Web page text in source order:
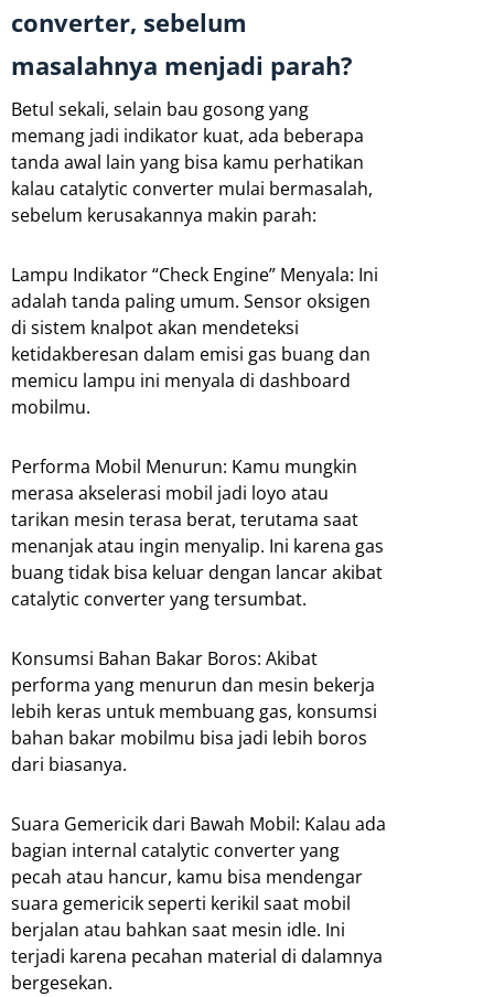
converter, sebelum
masalahnya menjadi parah?
Betul sekali, selain bau gosong yang
memang jadi indikator kuat, ada beberapa
tanda awal lain yang bisa kamu perhatikan
kalau catalytic converter mulai bermasalah,
sebelum kerusakannya makin parah:
Lampu Indikator “Check Engine” Menyala: Ini
adalah tanda paling umum. Sensor oksigen
di sistem knalpot akan mendeteksi
ketidakberesan dalam emisi gas buang dan
memicu lampu ini menyala di dashboard
mobilmu.
Performa Mobil Menurun: Kamu mungkin
merasa akselerasi mobil jadi loyo atau
tarikan mesin terasa berat, terutama saat
menanjak atau ingin menyalip. Ini karena gas
buang tidak bisa keluar dengan lancar akibat
catalytic converter yang tersumbat.
Konsumsi Bahan Bakar Boros: Akibat
performa yang menurun dan mesin bekerja
lebih keras untuk membuang gas, konsumsi
bahan bakar mobilmu bisa jadi lebih boros
dari biasanya.
Suara Gemericik dari Bawah Mobil: Kalau ada
bagian internal catalytic converter yang
pecah atau hancur, kamu bisa mendengar
suara gemericik seperti kerikil saat mobil
berjalan atau bahkan saat mesin idle. Ini
terjadi karena pecahan material di dalamnya
bergesekan.